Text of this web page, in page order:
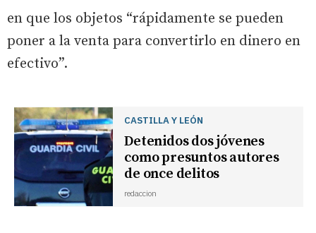
en que los objetos “rápidamente se pueden
poner a la venta para convertirlo en dinero en
efectivo”.
CASTILLA Y LEÓN
Detenidos dos jóvenes
como presuntos autores
de once delitos
redaccion